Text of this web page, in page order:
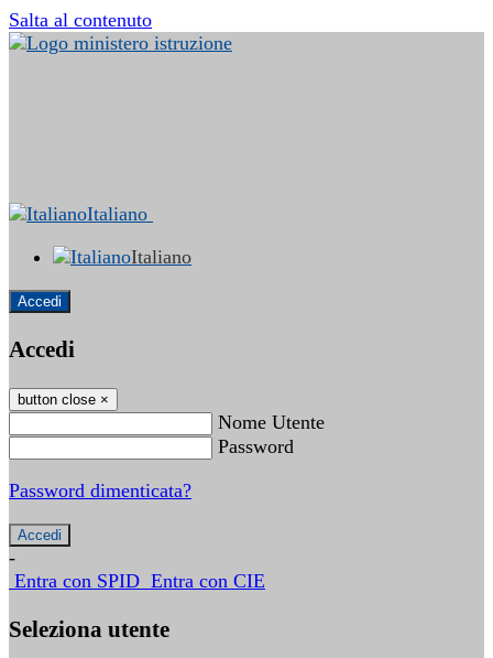
Salta al contenuto
Italiano
Italiano
Accedi
Accedi
button close ×
Nome Utente
Password
Password dimenticata?
-
Entra con SPID Entra con CIE
Seleziona utente